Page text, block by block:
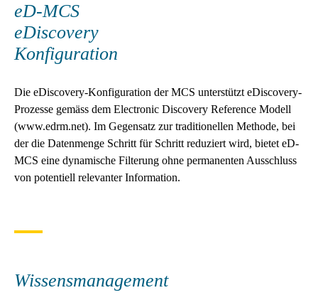
eD-MCS
eDiscovery
Konfiguration
Die eDiscovery-Konfiguration der MCS unterstützt eDiscovery-
Prozesse gemäss dem Electronic Discovery Reference Modell
(www.edrm.net). Im Gegensatz zur traditionellen Methode, bei
der die Datenmenge Schritt für Schritt reduziert wird, bietet eD-
MCS eine dynamische Filterung ohne permanenten Ausschluss
von potentiell relevanter Information.
Wissensmanagement